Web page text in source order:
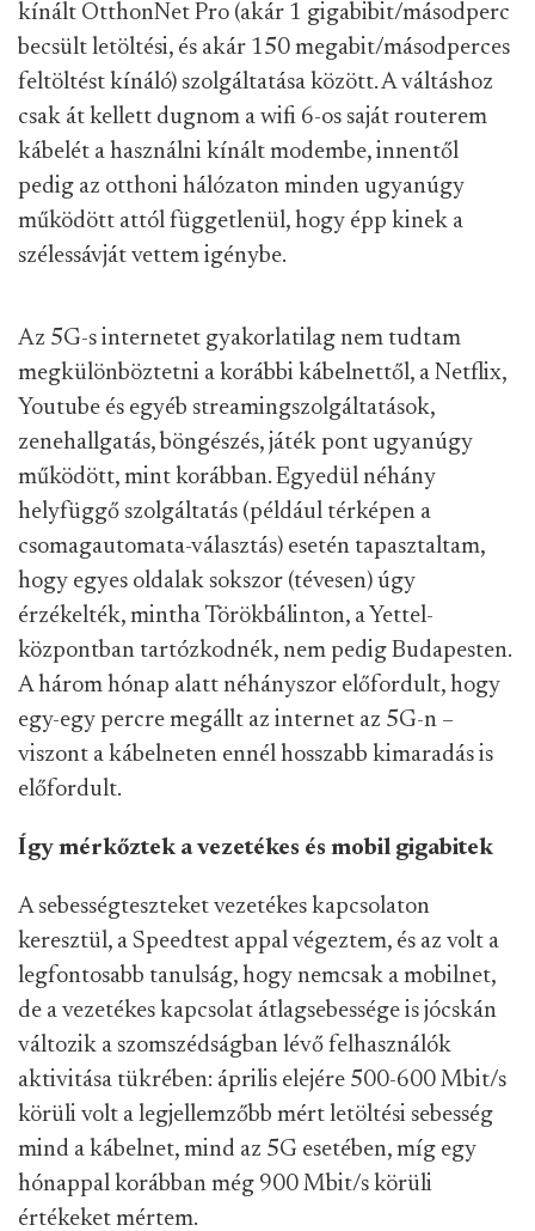
kínált OtthonNet Pro (akár 1 gigabibit/másodperc
becsült letöltési, és akár 150 megabit/másodperces
feltöltést kínáló) szolgáltatása között. A váltáshoz
csak át kellett dugnom a wifi 6-os saját routerem
kábelét a használni kínált modembe, innentől
pedig az otthoni hálózaton minden ugyanúgy
működött attól függetlenül, hogy épp kinek a
szélessávját vettem igénybe.
Az 5G-s internetet gyakorlatilag nem tudtam
megkülönböztetni a korábbi kábelnettől, a Netflix,
Youtube és egyéb streamingszolgáltatások,
zenehallgatás, böngészés, játék pont ugyanúgy
működött, mint korábban. Egyedül néhány
helyfüggő szolgáltatás (például térképen a
csomagautomata-választás) esetén tapasztaltam,
hogy egyes oldalak sokszor (tévesen) úgy
érzékelték, mintha Törökbálinton, a Yettel-
központban tartózkodnék, nem pedig Budapesten.
A három hónap alatt néhányszor előfordult, hogy
egy-egy percre megállt az internet az 5G-n –
viszont a kábelneten ennél hosszabb kimaradás is
előfordult.
Így mérkőztek a vezetékes és mobil gigabitek
A sebességteszteket vezetékes kapcsolaton
keresztül, a Speedtest appal végeztem, és az volt a
legfontosabb tanulság, hogy nemcsak a mobilnet,
de a vezetékes kapcsolat átlagsebessége is jócskán
változik a szomszédságban lévő felhasználók
aktivitása tükrében: április elejére 500-600 Mbit/s
körüli volt a legjellemzőbb mért letöltési sebesség
mind a kábelnet, mind az 5G esetében, míg egy
hónappal korábban még 900 Mbit/s körüli
értékeket mértem.